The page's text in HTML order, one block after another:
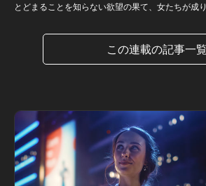
とどまることを知らない欲望の果て、女たちが成
この連載の記事一覧